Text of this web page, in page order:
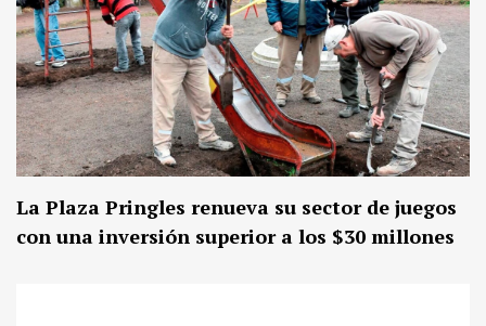
La Plaza Pringles renueva su sector de juegos
con una inversión superior a los $30 millones